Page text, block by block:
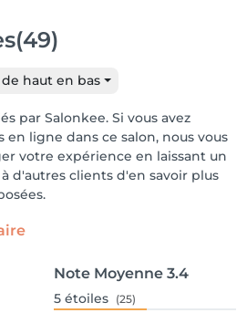
(49)
haut en bas
par Salonkee. Si vous avez
en ligne dans ce salon, nous vous
votre expérience en laissant un
d'autres clients d'en savoir plus
Note Moyenne 3.4
5 étoiles (25)